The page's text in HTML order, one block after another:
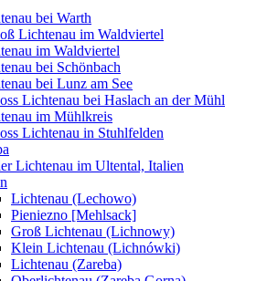
bei Warth
Lichtenau im Waldviertel
im Waldviertel
bei Schönbach
bei Lunz am See
Lichtenau bei Haslach an der Mühl
im Mühlkreis
Lichtenau in Stuhlfelden
Lichtenau im Ultental, Italien
Lichtenau (Lechowo)
Pieniezno [Mehlsack]
Groß Lichtenau (Lichnowy)
Klein Lichtenau (Lichnówki)
Lichtenau (Zareba)